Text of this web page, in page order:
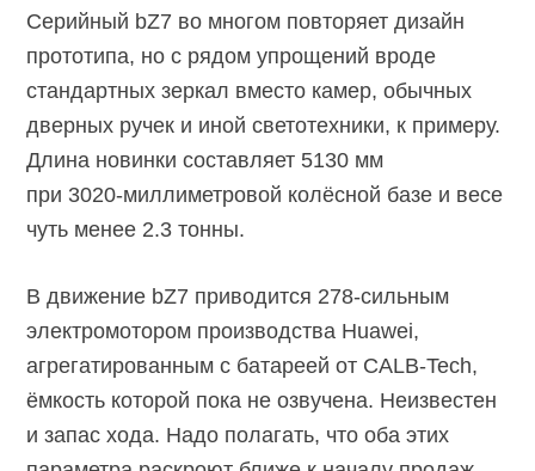
Серийный bZ7 во многом повторяет дизайн
прототипа, но с рядом упрощений вроде
стандартных зеркал вместо камер, обычных
дверных ручек и иной светотехники, к примеру.
Длина новинки составляет 5130 мм
при 3020-миллиметровой колёсной базе и весе
чуть менее 2.3 тонны.
В движение bZ7 приводится 278-сильным
электромотором производства Huawei,
агрегатированным с батареей от CALB-Tech,
ёмкость которой пока не озвучена. Неизвестен
и запас хода. Надо полагать, что оба этих